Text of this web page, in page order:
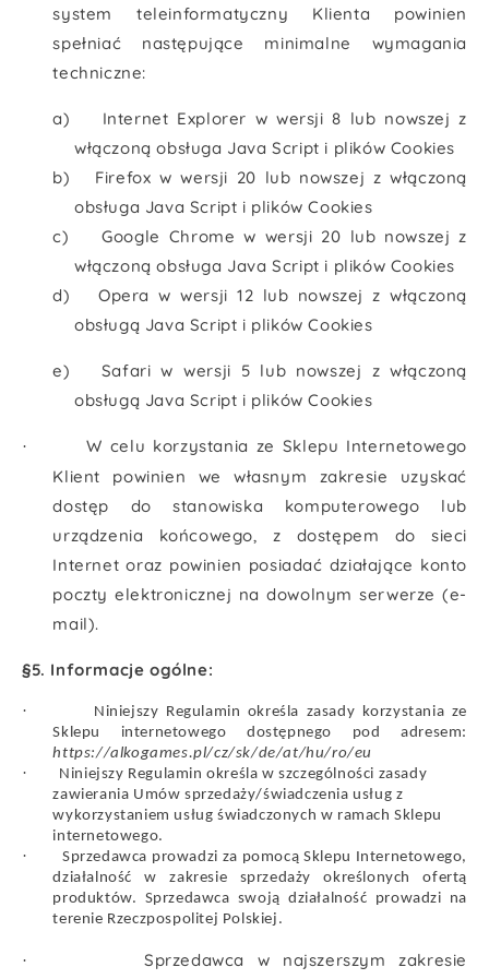
system teleinformatyczny Klienta powinien
spełniać następujące minimalne wymagania
techniczne:
a)
Internet Explorer w wersji 8 lub nowszej z
włączoną obsługa Java Script i plików Cookies
b)
Firefox w wersji 20 lub nowszej z włączoną
obsługa Java Script i plików Cookies
c)
Google Chrome w wersji 20 lub nowszej z
włączoną obsługa Java Script i plików Cookies
d)
Opera w wersji 12 lub nowszej z włączoną
obsługą Java Script i plików Cookies
e)
Safari w wersji 5 lub nowszej z włączoną
obsługą Java Script i plików Cookies
·
W celu korzystania ze Sklepu Internetowego
Klient powinien we własnym zakresie uzyskać
dostęp do stanowiska komputerowego lub
urządzenia końcowego, z dostępem do sieci
Internet oraz powinien posiadać działające konto
poczty elektronicznej na dowolnym serwerze (e-
mail).
§5. Informacje ogólne:
·
Niniejszy Regulamin określa zasady korzystania ze
Sklepu internetowego dostępnego pod adresem:
https://alkogames.pl/cz/sk/de/at/hu/ro/eu
·
Niniejszy Regulamin określa w szczególności zasady
zawierania Umów sprzedaży/świadczenia usług z
wykorzystaniem usług świadczonych w ramach Sklepu
internetowego.
·
Sprzedawca prowadzi za pomocą Sklepu Internetowego,
działalność w zakresie sprzedaży określonych ofertą
produktów. Sprzedawca swoją działalność prowadzi na
terenie Rzeczpospolitej Polskiej.
·
Sprzedawca w najszerszym zakresie